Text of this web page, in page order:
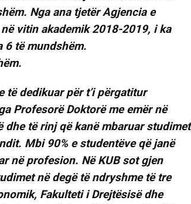
Nga ana tjetër Agjencia e
vitin akademik 2018-2019, i ka
6 të mundshëm.
të dedikuar për t’i përgatitur
Profesorë Doktorë me emër në
të rinj që kanë mbaruar studimet
Mbi 90% e studentëve që janë
në profesion. Në KUB sot gjen
në degë të ndryshme të tre
Fakulteti i Drejtësisë dhe